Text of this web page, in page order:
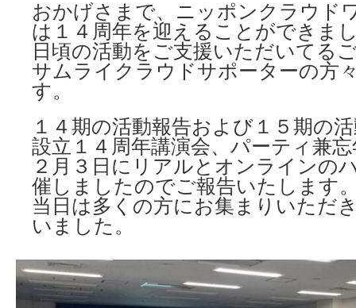
おかげさまで、ニッポンクラウド
は１４周年を迎えることができま
日頃の活動をご支援いただいてる
サムライクラウドサポーターの方
す。
１４期の活動報告および１５期の
設立１４周年講演会、パーティ兼
２月３日にリアルとオンラインの
催しましたのでご報告いたします
当日は多くの方にお集まりいただ
いました。